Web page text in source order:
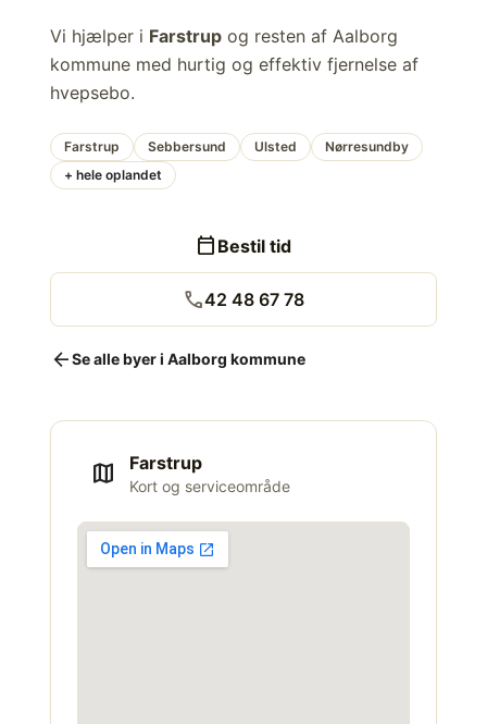
Vi hjælper i Farstrup og resten af Aalborg
kommune med hurtig og effektiv fjernelse af
hvepsebo.
Farstrup Sebbersund Ulsted
Nørresundby
+ hele oplandet
calendar_today Bestil tid
call42 48 67 78
arrow_backSe alle byer i Aalborg kommune
map Farstrup
Kort og serviceområde